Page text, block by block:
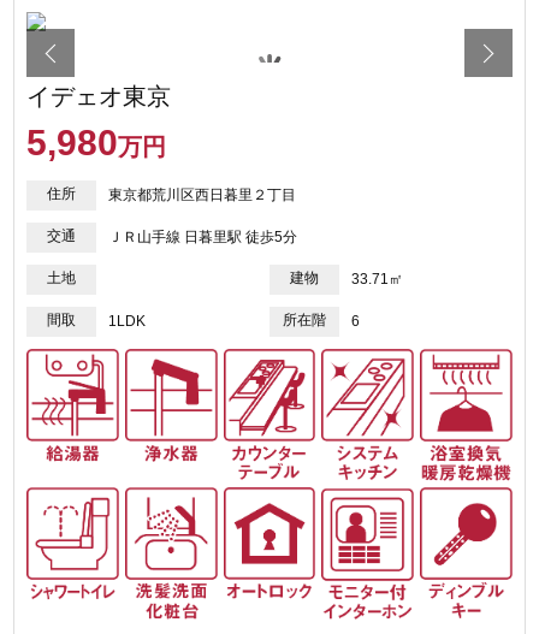
イデェオ東京
5,980万円
住所 東京都荒川区西日暮里２丁目
交通 ＪＲ山手線 日暮里駅 徒歩5分
土地 建物 33.71㎡
間取 1LDK 所在階 6